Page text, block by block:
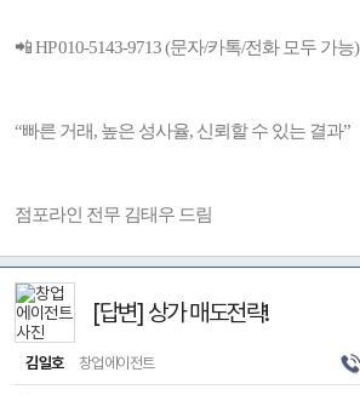
📲 HP 010-5143-9713 (문자/카톡/전화 모두 가능)
“빠른 거래, 높은 성사율, 신뢰할 수 있는 결과”
점포라인 전무 김태우 드림
[답변] 상가 매도전략!
김일호 창업에이전트